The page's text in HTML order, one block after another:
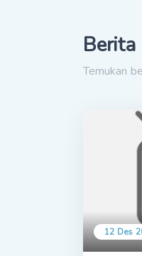
Berita
Temukan
12 Des